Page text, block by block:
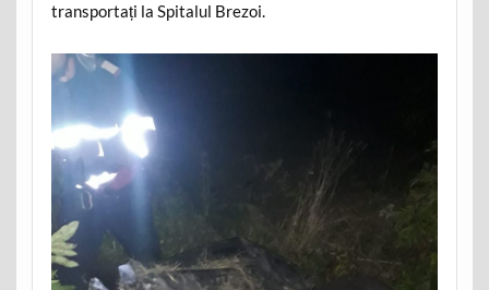
transportați la Spitalul Brezoi.